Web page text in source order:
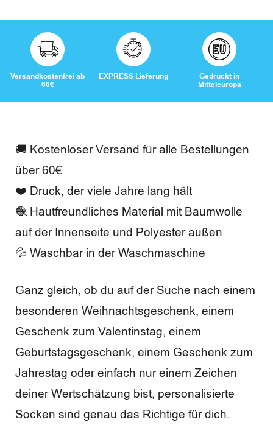
r
e
i
i
t
B
w
e
r
t
u
n
Versandkostenfrei ab
60€
EXPRESS Lieferung
Gedruckt in
Mitteleuropa
🚚 Kostenloser Versand für alle Bestellungen
über 60€
❤️ Druck, der viele Jahre lang hält
🧶 Hautfreundliches Material mit Baumwolle
auf der Innenseite und Polyester außen
💦 Waschbar in der Waschmaschine
Ganz gleich, ob du auf der Suche nach einem
besonderen Weihnachtsgeschenk, einem
Geschenk zum Valentinstag, einem
Geburtstagsgeschenk, einem Geschenk zum
Jahrestag oder einfach nur einem Zeichen
deiner Wertschätzung bist, personalisierte
Socken sind genau das Richtige für dich.